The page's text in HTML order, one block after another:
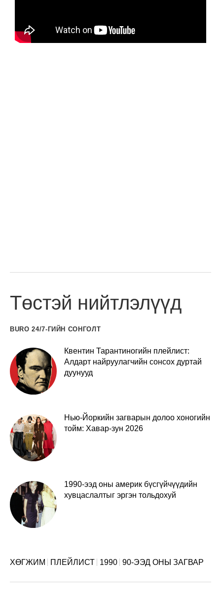
Төстэй нийтлэлүүд
BURO 24/7-ГИЙН СОНГОЛТ
Квентин Тарантиногийн плейлист:
Алдарт найруулагчийн сонсох дуртай
дуунууд
Нью-Йоркийн загварын долоо хоногийн
тойм: Хавар-зун 2026
1990-ээд оны америк бүсгүйчүүдийн
хувцаслалтыг эргэн тольдохуй
ХӨГЖИМ ПЛЕЙЛИСТ 1990 90-ЭЭД ОНЫ ЗАГВАР